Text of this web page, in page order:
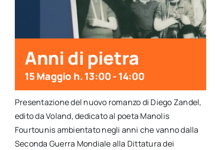
Anni di pietra
15 Maggio h. 13:00-14:00
Presentazione del nuovo romanzo di Diego Zandel,
edito da Voland, dedicato al poeta Manolis
Fourtounis ambientato negli anni che vanno dalla
Seconda Guerra Mondiale alla Dittatura dei